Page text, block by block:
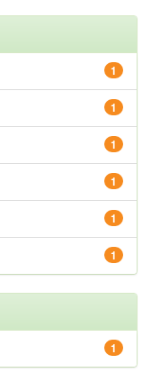
1
1
1
1
1
1
1